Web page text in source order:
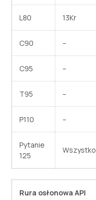
L80 13Kr
C90 –
C95 –
T95 –
P110 –
Pytanie
125
Wszystko
Rura osłonowa API